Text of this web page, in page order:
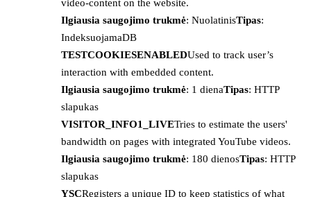
video-content on the website.
Ilgiausia saugojimo trukmė: NuolatinisTipas:
IndeksuojamaDB
TESTCOOKIESENABLEDUsed to track user’s
interaction with embedded content.
Ilgiausia saugojimo trukmė: 1 dienaTipas: HTTP
slapukas
VISITOR_INFO1_LIVETries to estimate the users'
bandwidth on pages with integrated YouTube videos.
Ilgiausia saugojimo trukmė: 180 dienosTipas: HTTP
slapukas
YSCRegisters a unique ID to keep statistics of what